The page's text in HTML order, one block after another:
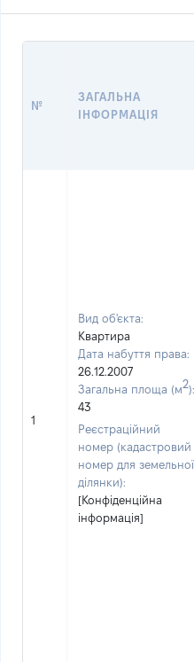
№
ЗАГАЛЬНА
ІНФОРМАЦІЯ
1
Вид об'єкта:
Квартира
Дата набуття права:
26.12.2007
Загальна площа (м2):
43
Реєстраційний
номер (кадастровий
номер для земельної
ділянки):
[Конфіденційна
інформація]